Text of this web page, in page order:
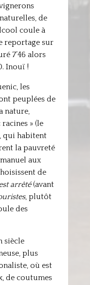
de
coule à
reportage sur
7’46 alors
Inouï !
les
peuplées de
nature,
» (le
qui habitent
la pauvreté
aux
de
arrêté(avant
, plutôt
des
siècle
plus
où est
de coutumes